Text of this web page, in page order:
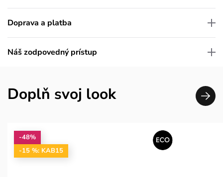
Doprava a platba
Náš zodpovedný prístup
Doplň svoj look
-48%
-15 %: KAB15